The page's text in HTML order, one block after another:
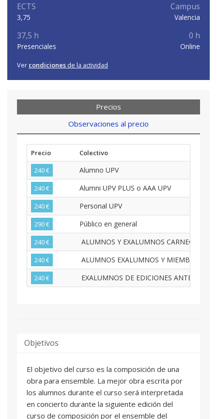
ECTS
3,75
Campus
Valencia
37,5 h
Presenciales
0 h
Online
Ver condiciones de la actividad
Precios
Observaciones al precio
Precio
Colectivo
240 €
Alumno UPV
240 € Alumni UPV PLUS o AAA UPV
240 € Personal UPV
290 € Público en general
240 € ALUMNOS Y EXALUMNOS CARNEGIE
240 € ALUMNOS EXALUMNOS Y MIEMBROS
240 € EXALUMNOS DE EDICIONES
Objetivos
El objetivo del curso es la composición de una
obra para ensemble. La mejor obra escrita por
los alumnos durante el curso será interpretada
en concierto durante la siguiente edición del
curso de composición por el ensemble del